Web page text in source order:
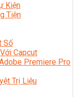
Kiện
Tiện
Số
Capcut
Premiere Pro
Trị Liệu